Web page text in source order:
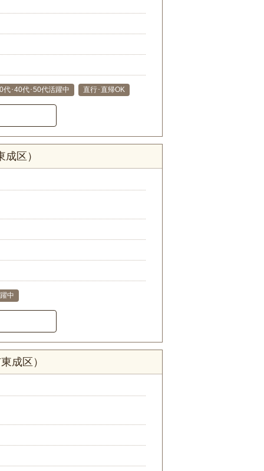
代･40代･50代活躍中 直行･直帰OK
区）
中
成区）